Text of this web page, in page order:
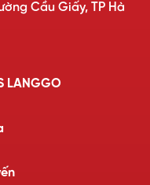
Cầu Giấy, TP Hà
LANGGO